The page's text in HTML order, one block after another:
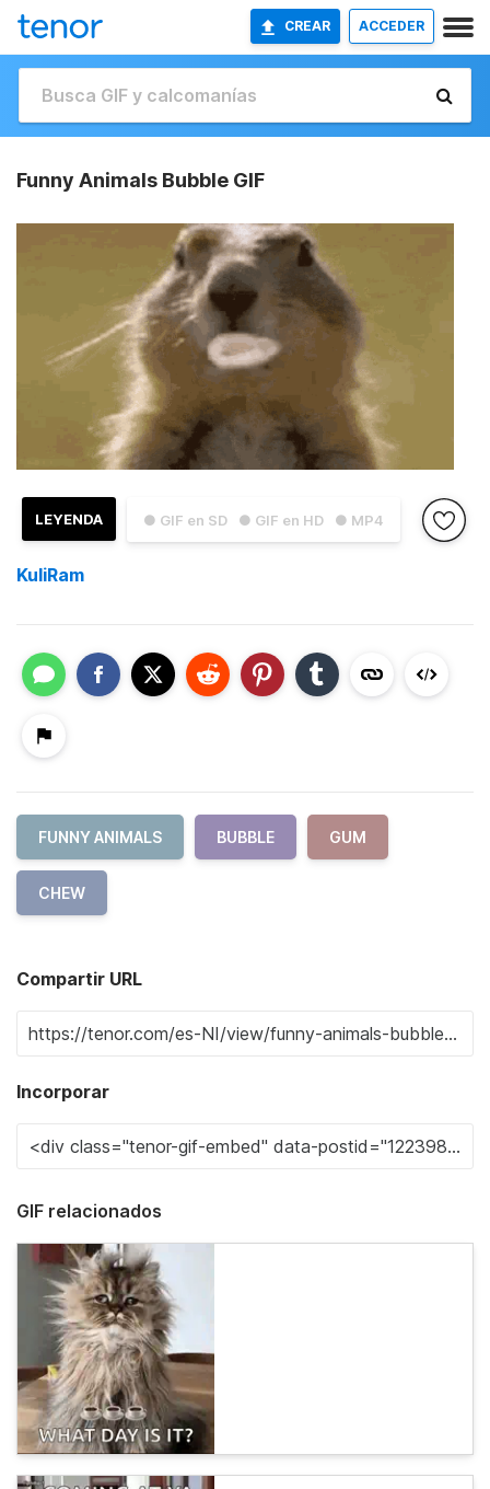
CREAR ACCEDER
Funny Animals Bubble GIF
● GIF en SD ● GIF en HD ● MP4
LEYENDA
KuliRam
FUNNY ANIMALS BUBBLE GUM
CHEW
Compartir URL
Incorporar
GIF relacionados